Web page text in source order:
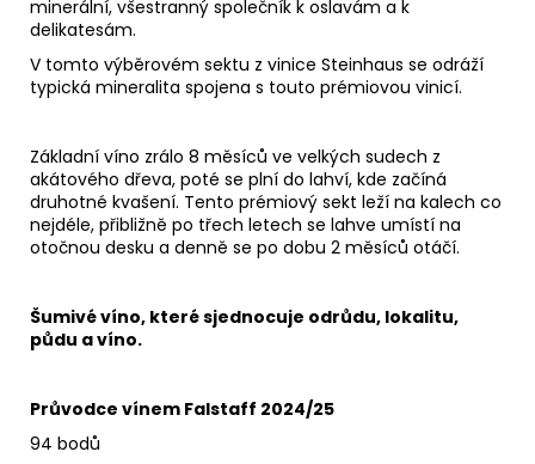
minerální, všestranný společník k oslavám a k
delikatesám.
V tomto výběrovém sektu z vinice Steinhaus se odráží
typická mineralita spojena s touto prémiovou vinicí.
Základní víno zrálo 8 měsíců ve velkých sudech z
akátového dřeva, poté se plní do lahví, kde začíná
druhotné kvašení. Tento prémiový sekt leží na kalech co
nejdéle, přibližně po třech letech se lahve umístí na
otočnou desku a denně se po dobu 2 měsíců otáčí.
Šumivé víno, které sjednocuje odrůdu, lokalitu,
půdu a víno.
Průvodce vínem Falstaff 2024/25
94 bodů